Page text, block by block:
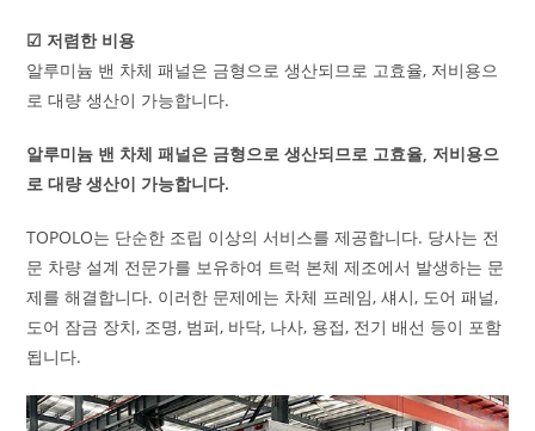
☑ 저렴한 비용
알루미늄 밴 차체 패널은 금형으로 생산되므로 고효율, 저비용으
로 대량 생산이 가능합니다.
알루미늄 밴 차체 패널은 금형으로 생산되므로 고효율, 저비용으
로 대량 생산이 가능합니다.
TOPOLO는 단순한 조립 이상의 서비스를 제공합니다. 당사는 전
문 차량 설계 전문가를 보유하여 트럭 본체 제조에서 발생하는 문
제를 해결합니다. 이러한 문제에는 차체 프레임, 섀시, 도어 패널,
도어 잠금 장치, 조명, 범퍼, 바닥, 나사, 용접, 전기 배선 등이 포함
됩니다.